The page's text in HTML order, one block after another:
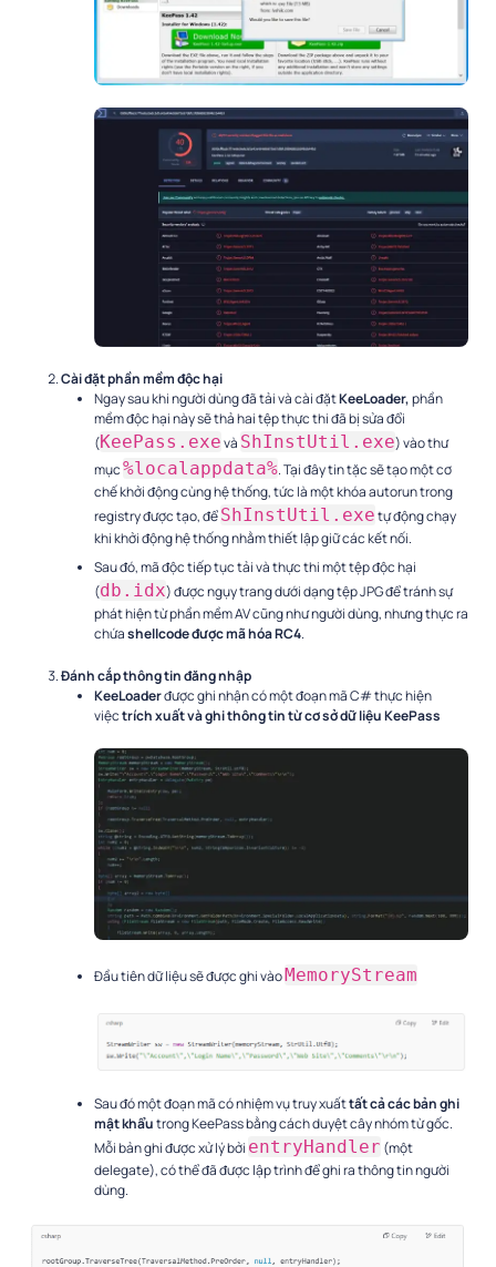
Cài đặt phần mềm độc hại
Ngay sau khi người dùng đã tải và cài đặtKeeLoader,phần
mềm độc hại này sẽ thả hai tệp thực thi đã bị sửa đổi
(KeePass.exevà ShInstUtil.exe) vào thư
mục%localappdata%. Tại đây tin tặc sẽ tạo một cơ
chế khởi động cùng hệ thống, tức là một khóa autorun trong
registry được tạo, đểShInstUtil.exetự động chạy
khi khởi động hệ thống nhằm thiết lập giữ các kết nối.
Sau đó, mã độc tiếp tục tải và thực thi một tệp độc hại
(db.idx) được ngụy trang dưới dạng tệp JPG để tránh sự
phát hiện từ phần mềm AV cũng như người dùng, nhưng thực ra
chứashellcode được mã hóa RC4.
Đánh cắp thông tin đăng nhập
KeeLoaderđược ghi nhận có một đoạn mã C# thực hiện
việctrích xuất và ghi thông tin từ cơ sở dữ liệu KeePass
Đầu tiên dữ liệu sẽ được ghi vào MemoryStream
Sau đó một đoạn mã có nhiệm vụ truy xuấttất cả các bản ghi
mật khẩutrong KeePass bằng cách duyệt cây nhóm từ gốc.
Mỗi bản ghi được xử lý bởi entryHandler (một
delegate), có thể đã được lập trình để ghi ra thông tin người
dùng.